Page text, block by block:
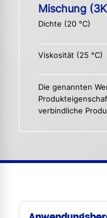
Mischung
Dichte (20 °C)
Viskosität (25 °C)
Die genannten
verbindliche